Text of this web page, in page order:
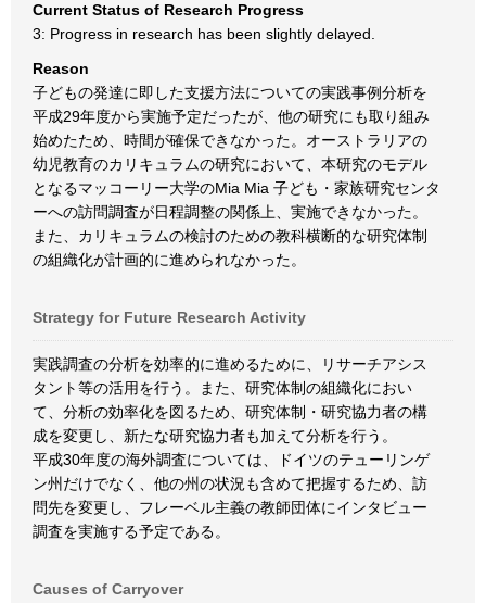
Current Status of Research Progress
3: Progress in research has been slightly delayed.
Reason
子どもの発達に即した支援方法についての実践事例分析を
平成29年度から実施予定だったが、他の研究にも取り組み
始めたため、時間が確保できなかった。オーストラリアの
幼児教育のカリキュラムの研究において、本研究のモデル
となるマッコーリー大学のMia Mia 子ども・家族研究センタ
ーへの訪問調査が日程調整の関係上、実施できなかった。
また、カリキュラムの検討のための教科横断的な研究体制
の組織化が計画的に進められなかった。
Strategy for Future Research Activity
実践調査の分析を効率的に進めるために、リサーチアシス
タント等の活用を行う。また、研究体制の組織化におい
て、分析の効率化を図るため、研究体制・研究協力者の構
成を変更し、新たな研究協力者も加えて分析を行う。
平成30年度の海外調査については、ドイツのテューリンゲ
ン州だけでなく、他の州の状況も含めて把握するため、訪
問先を変更し、フレーベル主義の教師団体にインタビュー
調査を実施する予定である。
Causes of Carryover